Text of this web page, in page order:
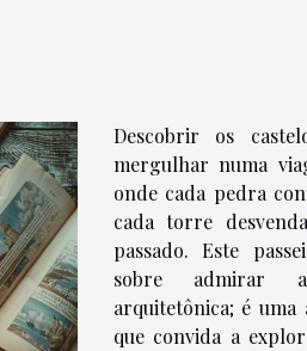
Descobrir os
mergulhar numa
onde cada pedra
cada torre
passado. Este
sobre admirar a
arquitetônica; é
que convida a